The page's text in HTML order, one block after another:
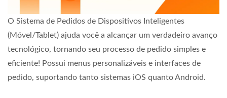
O Sistema de Pedidos de Dispositivos Inteligentes
(Móvel/Tablet) ajuda você a alcançar um verdadeiro avanço
tecnológico, tornando seu processo de pedido simples e
eficiente! Possui menus personalizáveis e interfaces de
pedido, suportando tanto sistemas iOS quanto Android.